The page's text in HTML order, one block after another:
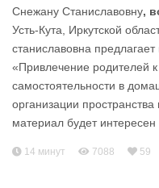
Снежану Станиславовну,
Усть-Кута, Иркутской
станиславовна
«Привлечение родителей
самостоятельности в
организации
материал будет
14 минут 7088 59